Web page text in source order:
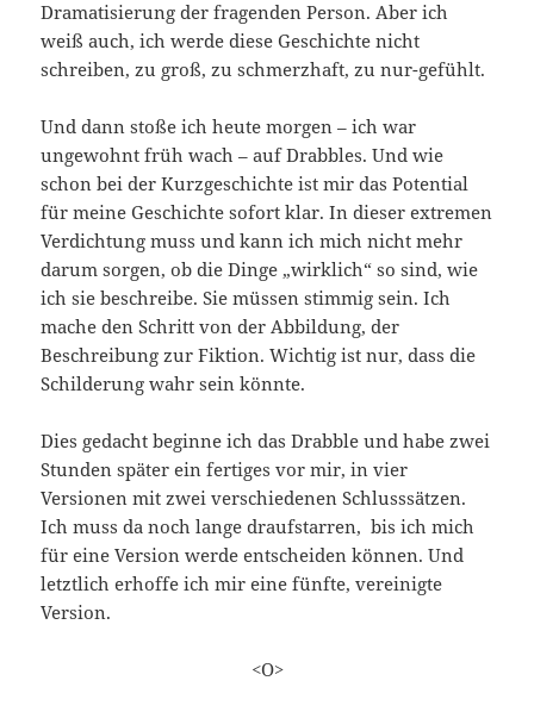
Dramatisierung der fragenden Person. Aber ich
weiß auch, ich werde diese Geschichte nicht
schreiben, zu groß, zu schmerzhaft, zu nur-gefühlt.
Und dann stoße ich heute morgen – ich war
ungewohnt früh wach – auf Drabbles. Und wie
schon bei der Kurzgeschichte ist mir das Potential
für meine Geschichte sofort klar. In dieser extremen
Verdichtung muss und kann ich mich nicht mehr
darum sorgen, ob die Dinge „wirklich“ so sind, wie
ich sie beschreibe. Sie müssen stimmig sein. Ich
mache den Schritt von der Abbildung, der
Beschreibung zur Fiktion. Wichtig ist nur, dass die
Schilderung wahr sein könnte.
Dies gedacht beginne ich das Drabble und habe zwei
Stunden später ein fertiges vor mir, in vier
Versionen mit zwei verschiedenen Schlusssätzen.
Ich muss da noch lange draufstarren, bis ich mich
für eine Version werde entscheiden können. Und
letztlich erhoffe ich mir eine fünfte, vereinigte
Version.
<O>